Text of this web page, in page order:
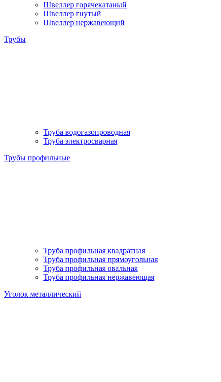
Швеллер горячекатаный
Швеллер гнутый
Швеллер нержавеющий
Трубы
Труба водогазопроводная
Труба электросварная
Трубы профильные
Труба профильная квадратная
Труба профильная прямоугольная
Труба профильная овальная
Труба профильная нержавеющая
Уголок металлический